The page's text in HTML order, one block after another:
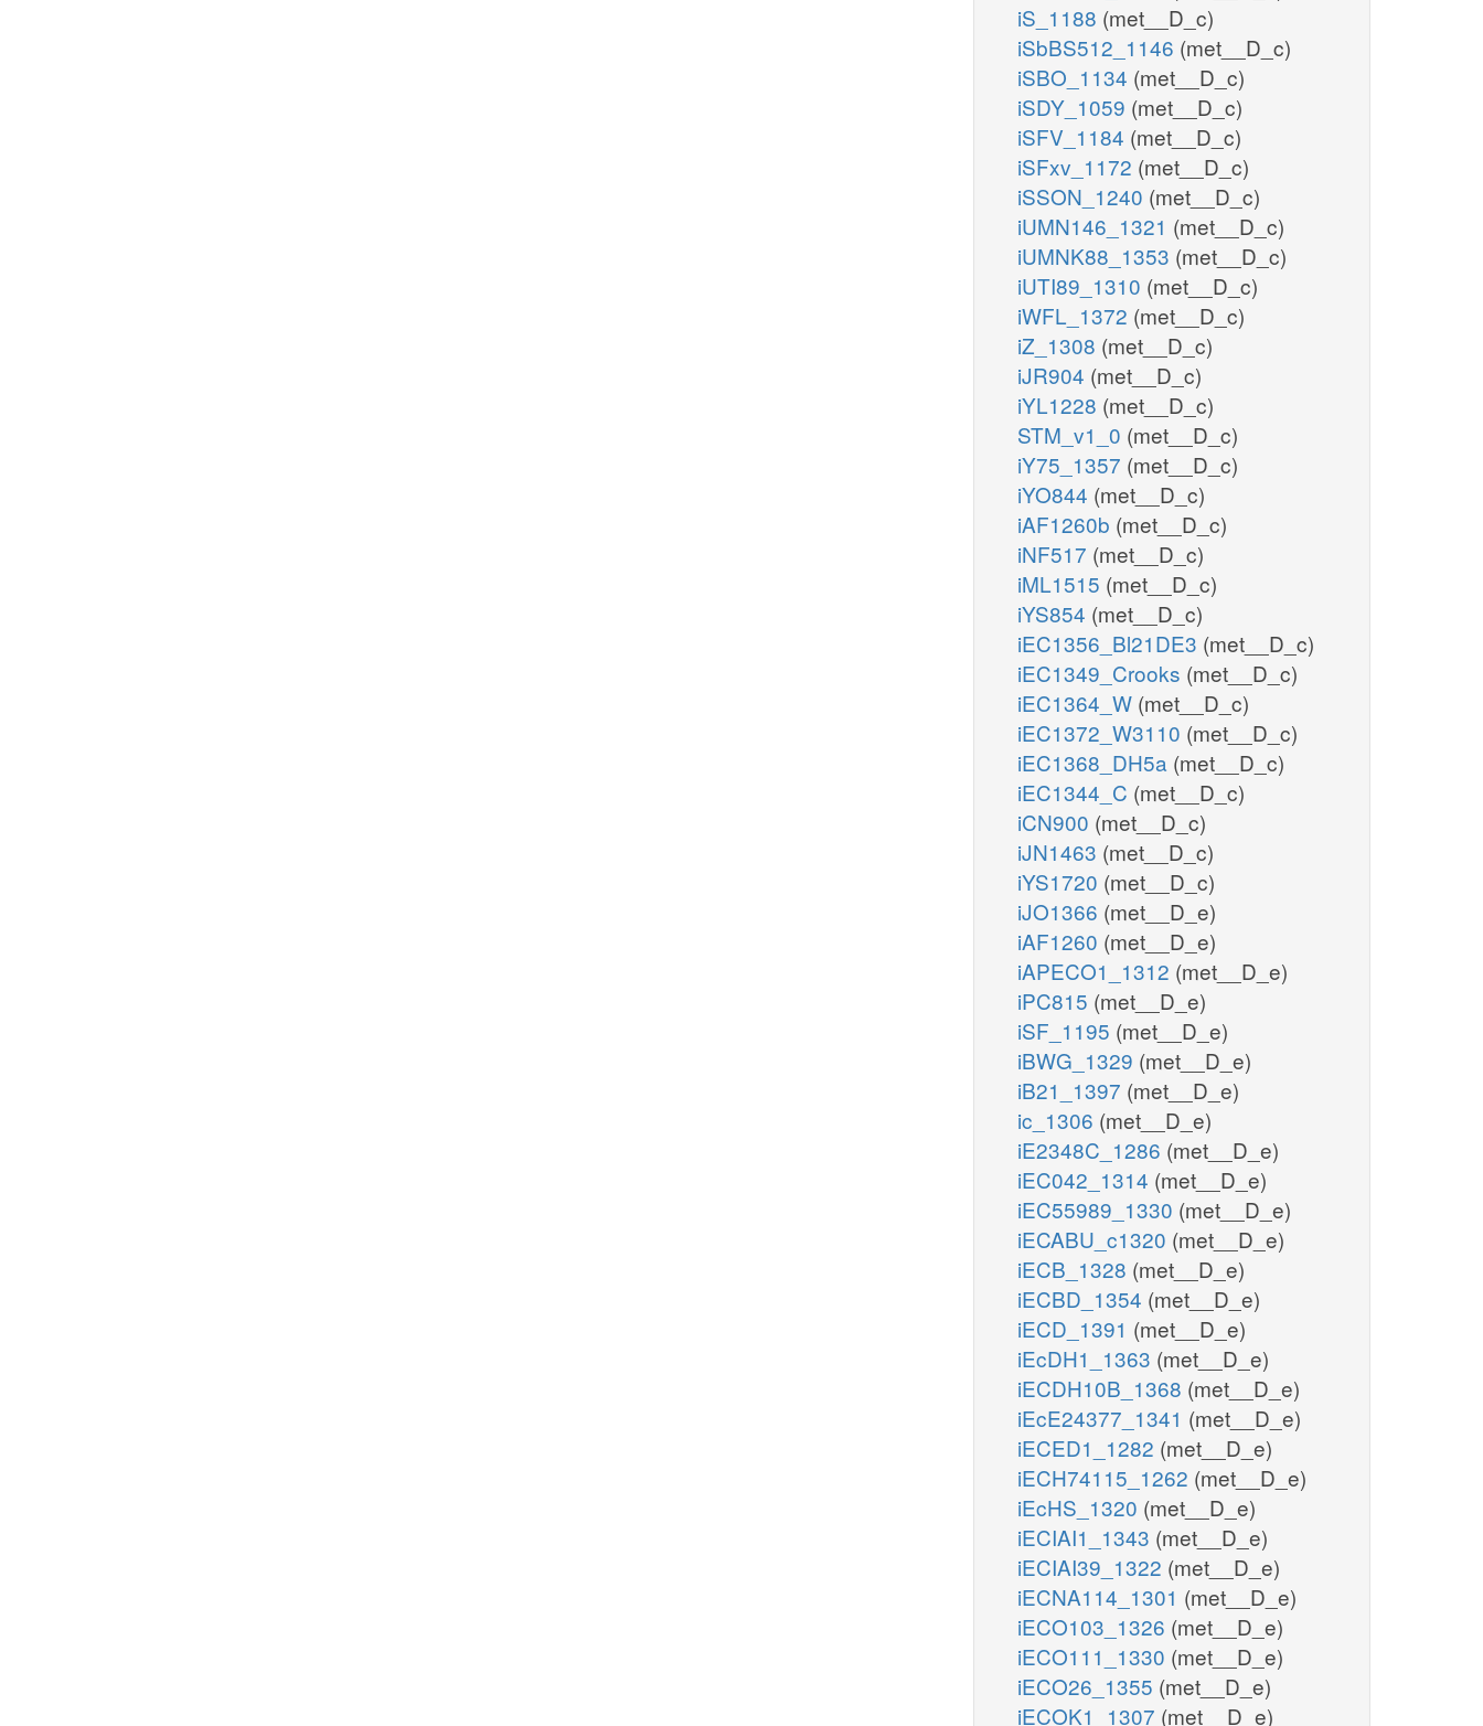
iS_1188 (met__D_c)
iSbBS512_1146 (met__D_c)
iSBO_1134 (met__D_c)
iSDY_1059 (met__D_c)
iSFV_1184 (met__D_c)
iSFxv_1172 (met__D_c)
iSSON_1240 (met__D_c)
iUMN146_1321 (met__D_c)
iUMNK88_1353 (met__D_c)
iUTI89_1310 (met__D_c)
iWFL_1372 (met__D_c)
iZ_1308 (met__D_c)
iJR904 (met__D_c)
iYL1228 (met__D_c)
STM_v1_0 (met__D_c)
iY75_1357 (met__D_c)
iYO844 (met__D_c)
iAF1260b (met__D_c)
iNF517 (met__D_c)
iML1515 (met__D_c)
iYS854 (met__D_c)
iEC1356_Bl21DE3 (met__D_c)
iEC1349_Crooks (met__D_c)
iEC1364_W (met__D_c)
iEC1372_W3110 (met__D_c)
iEC1368_DH5a (met__D_c)
iEC1344_C (met__D_c)
iCN900 (met__D_c)
iJN1463 (met__D_c)
iYS1720 (met__D_c)
iJO1366 (met__D_e)
iAF1260 (met__D_e)
iAPECO1_1312 (met__D_e)
iPC815 (met__D_e)
iSF_1195 (met__D_e)
iBWG_1329 (met__D_e)
iB21_1397 (met__D_e)
ic_1306 (met__D_e)
iE2348C_1286 (met__D_e)
iEC042_1314 (met__D_e)
iEC55989_1330 (met__D_e)
iECABU_c1320 (met__D_e)
iECB_1328 (met__D_e)
iECBD_1354 (met__D_e)
iECD_1391 (met__D_e)
iEcDH1_1363 (met__D_e)
iECDH10B_1368 (met__D_e)
iEcE24377_1341 (met__D_e)
iECED1_1282 (met__D_e)
iECH74115_1262 (met__D_e)
iEcHS_1320 (met__D_e)
iECIAI1_1343 (met__D_e)
iECIAI39_1322 (met__D_e)
iECNA114_1301 (met__D_e)
iECO103_1326 (met__D_e)
iECO111_1330 (met__D_e)
iECO26_1355 (met__D_e)
iECOK1_1307 (met__D_e)